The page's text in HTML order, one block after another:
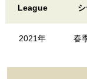
League
2021年 春